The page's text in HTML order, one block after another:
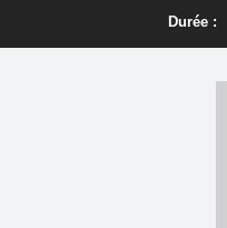
Durée :